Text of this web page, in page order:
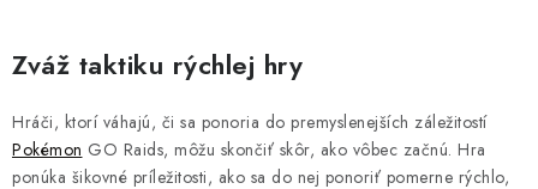
Zváž taktiku rýchlej hry
Hráči, ktorí váhajú, či sa ponoria do premyslenejších záležitostí
Pokémon GO Raids, môžu skončiť skôr, ako vôbec začnú. Hra
ponúka šikovné príležitosti, ako sa do nej ponoriť pomerne rýchlo,